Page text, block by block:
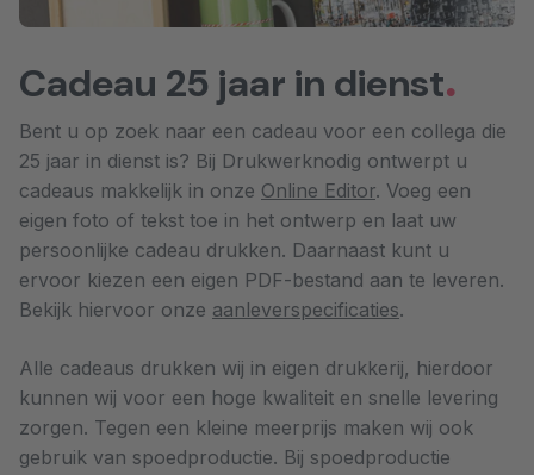
Cadeau 25 jaar in dienst
Bent u op zoek naar een cadeau voor een collega die
25 jaar in dienst is? Bij Drukwerknodig ontwerpt u
cadeaus makkelijk in onze Online Editor. Voeg een
eigen foto of tekst toe in het ontwerp en laat uw
persoonlijke cadeau drukken. Daarnaast kunt u
ervoor kiezen een eigen PDF-bestand aan te leveren.
Bekijk hiervoor onze aanleverspecificaties.
Alle cadeaus drukken wij in eigen drukkerij, hierdoor
kunnen wij voor een hoge kwaliteit en snelle levering
zorgen. Tegen een kleine meerprijs maken wij ook
gebruik van spoedproductie. Bij spoedproductie